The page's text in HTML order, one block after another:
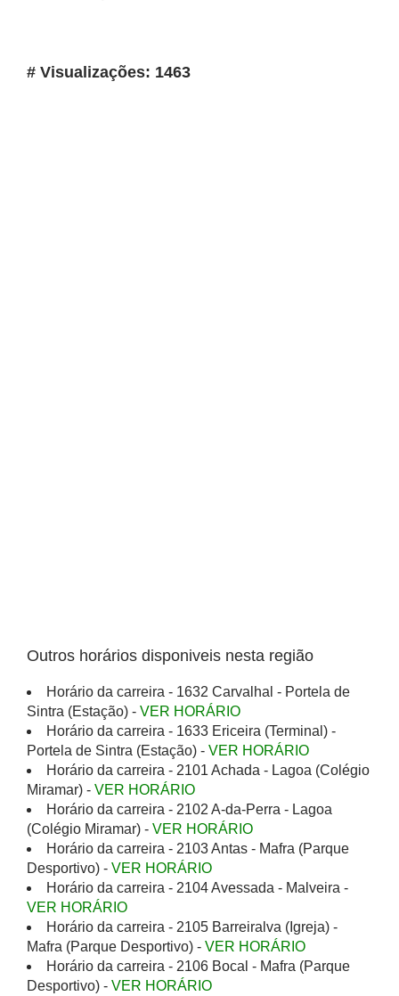
# Visualizações: 1463
Outros horários disponiveis nesta região
Horário da carreira - 1632 Carvalhal - Portela de
Sintra (Estação) - VER HORÁRIO
Horário da carreira - 1633 Ericeira (Terminal) -
Portela de Sintra (Estação) - VER HORÁRIO
Horário da carreira - 2101 Achada - Lagoa (Colégio
Miramar) - VER HORÁRIO
Horário da carreira - 2102 A-da-Perra - Lagoa
(Colégio Miramar) - VER HORÁRIO
Horário da carreira - 2103 Antas - Mafra (Parque
Desportivo) - VER HORÁRIO
Horário da carreira - 2104 Avessada - Malveira -
VER HORÁRIO
Horário da carreira - 2105 Barreiralva (Igreja) -
Mafra (Parque Desportivo) - VER HORÁRIO
Horário da carreira - 2106 Bocal - Mafra (Parque
Desportivo) - VER HORÁRIO